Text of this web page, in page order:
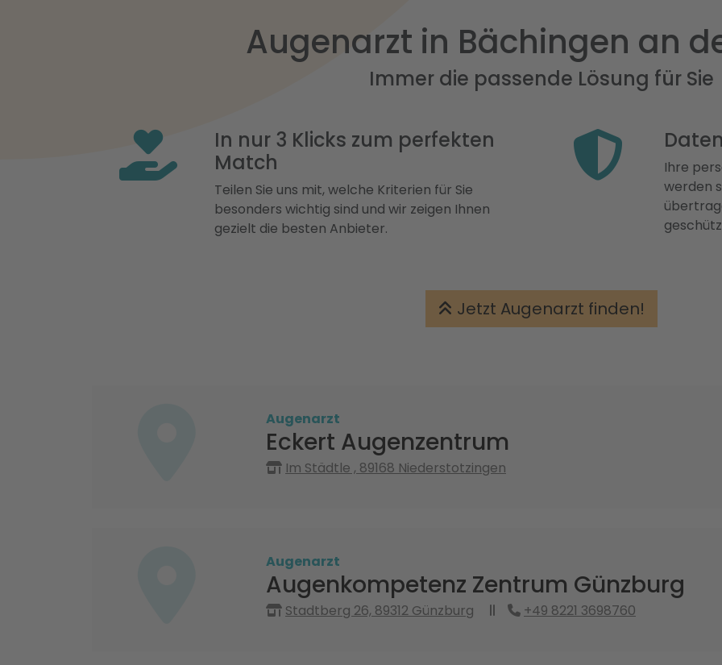
Augenarzt in Bächingen an
Immer die passende Lösung für Sie
In nur 3 Klicks zum perfekten
Match
Teilen Sie uns mit, welche Kriterien für Sie
besonders wichtig sind und wir zeigen Ihnen
gezielt die besten Anbieter.
Ihre
werden
Jetzt Augenarzt finden!
Augenarzt
Eckert Augenzentrum
Im Städtle , 89168 Niederstotzingen
Augenarzt
Augenkompetenz Zentrum Günzburg
Stadtberg 26, 89312 Günzburg +49 8221 3698760